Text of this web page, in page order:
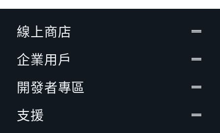
線上商店
企業用戶
開發者專區
支援